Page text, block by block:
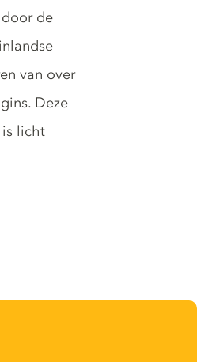
de
van over
Deze
is licht